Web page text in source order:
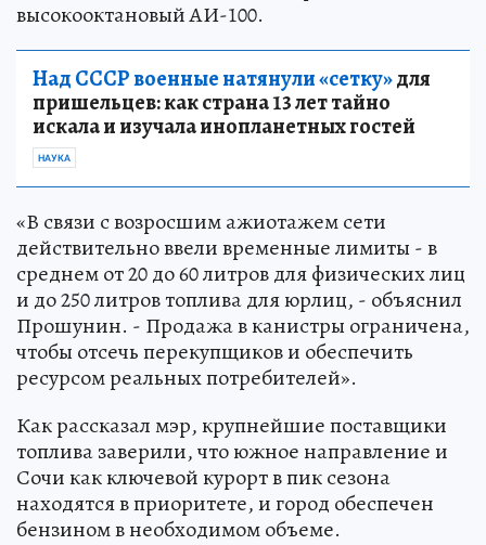
высокооктановый АИ-100.
Над СССР военные натянули «сетку»для
пришельцев: как страна 13 лет тайно
искала и изучала инопланетных гостей
НАУКА
«В связи с возросшим ажиотажем сети
действительно ввели временные лимиты - в
среднем от 20 до 60 литров для физических лиц
и до 250 литров топлива для юрлиц, - объяснил
Прошунин. - Продажа в канистры ограничена,
чтобы отсечь перекупщиков и обеспечить
ресурсом реальных потребителей».
Как рассказал мэр, крупнейшие поставщики
топлива заверили, что южное направление и
Сочи как ключевой курорт в пик сезона
находятся в приоритете, и город обеспечен
бензином в необходимом объеме.